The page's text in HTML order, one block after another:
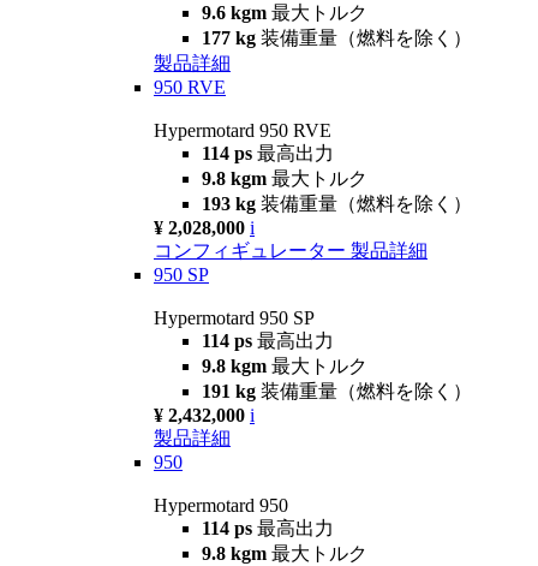
9.6 kgm 最大トルク
177 kg 装備重量（燃料を除く）
製品詳細
950 RVE
Hypermotard 950 RVE
114 ps 最高出力
9.8 kgm 最大トルク
193 kg 装備重量（燃料を除く）
¥ 2,028,000 i
コンフィギュレーター 製品詳細
950 SP
Hypermotard 950 SP
114 ps 最高出力
9.8 kgm 最大トルク
191 kg 装備重量（燃料を除く）
¥ 2,432,000 i
製品詳細
950
Hypermotard 950
114 ps 最高出力
9.8 kgm 最大トルク